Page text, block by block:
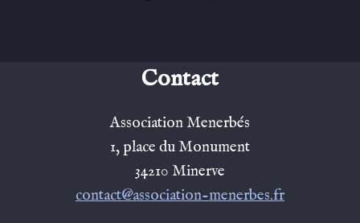
Contact
Association Menerbés
1, place du Monument
34210 Minerve
contact@association-menerbes.fr